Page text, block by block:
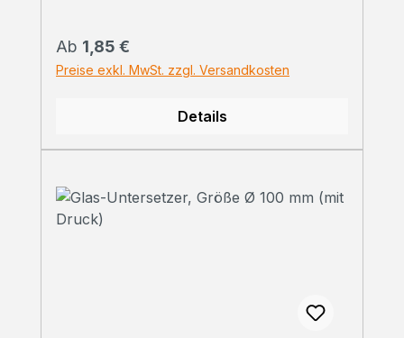
Regulärer Preis:
Ab 1,85 €
Preise exkl. MwSt. zzgl. Versandkosten
Details